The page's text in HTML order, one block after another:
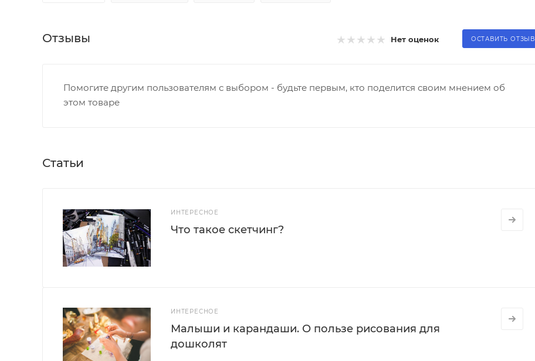
Отзывы Нет оценок ОСТАВИТЬ ОТЗЫВ
Помогите другим пользователям с выбором - будьте первым, кто поделится своим мнением об
этом товаре
Статьи
ИНТЕРЕСНОЕ
Что такое скетчинг?
ИНТЕРЕСНОЕ
Малыши и карандаши. О пользе рисования для
дошколят